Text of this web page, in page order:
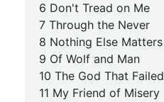
6 Don't Tread on Me
7 Through the Never
8 Nothing Else Matters
9 Of Wolf and Man
10 The God That Failed
11 My Friend of Misery